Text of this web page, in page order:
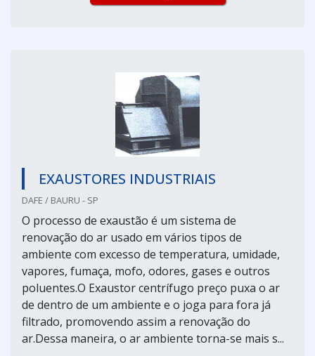
EXAUSTORES INDUSTRIAIS
DAFE / BAURU - SP
O processo de exaustão é um sistema de
renovação do ar usado em vários tipos de
ambiente com excesso de temperatura, umidade,
vapores, fumaça, mofo, odores, gases e outros
poluentes.O Exaustor centrífugo preço puxa o ar
de dentro de um ambiente e o joga para fora já
filtrado, promovendo assim a renovação do
ar.Dessa maneira, o ar ambiente torna-se mais s...